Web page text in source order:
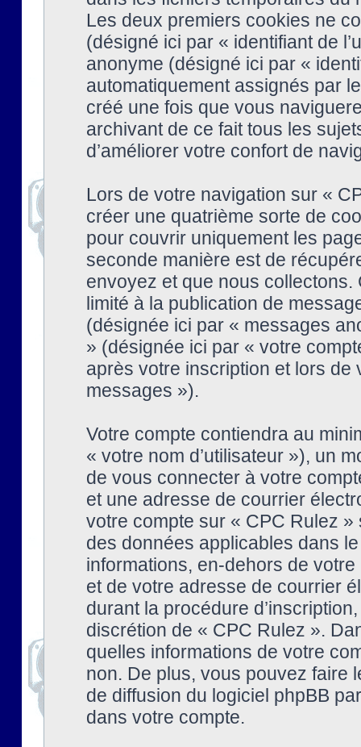
Les deux premiers cookies ne
(désigné ici par « identifiant de
anonyme (désigné ici par «
automatiquement assignés par
créé une fois que vous
archivant de ce fait tous les
d’améliorer votre confort de
Lors de votre navigation sur «
créer une quatrième sorte de
pour couvrir uniquement les
seconde manière est de
envoyez et que nous collectons.
limité à la publication de
(désignée ici par « messages
» (désignée ici par « votre
après votre inscription et lors
messages »).
Votre compte contiendra au
« votre nom d’utilisateur »), un
de vous connecter à votre
et une adresse de courrier
votre compte sur « CPC Rulez
des données applicables dans
informations, en-dehors de
et de votre adresse de courrier
durant la procédure
discrétion de « CPC Rulez ».
quelles informations de votre
non. De plus, vous pouvez faire
de diffusion du logiciel phpBB
dans votre compte.